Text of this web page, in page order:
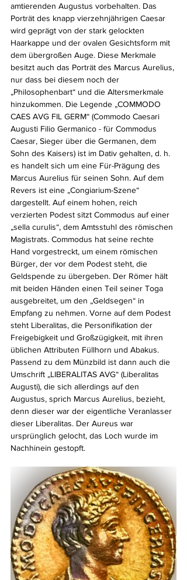
amtierenden Augustus vorbehalten. Das
Porträt des knapp vierzehnjährigen Caesar
wird geprägt von der stark gelockten
Haarkappe und der ovalen Gesichtsform mit
dem übergroßen Auge. Diese Merkmale
besitzt auch das Porträt des Marcus Aurelius,
nur dass bei diesem noch der
„Philosophenbart“ und die Altersmerkmale
hinzukommen. Die Legende „COMMODO
CAES AVG FIL GERM“ (Commodo Caesari
Augusti Filio Germanico - für Commodus
Caesar, Sieger über die Germanen, dem
Sohn des Kaisers) ist im Dativ gehalten, d. h.
es handelt sich um eine Für-Prägung des
Marcus Aurelius für seinen Sohn. Auf dem
Revers ist eine „Congiarium-Szene“
dargestellt. Auf einem hohen, reich
verzierten Podest sitzt Commodus auf einer
„sella curulis“, dem Amtsstuhl des römischen
Magistrats. Commodus hat seine rechte
Hand vorgestreckt, um einem römischen
Bürger, der vor dem Podest steht, die
Geldspende zu übergeben. Der Römer hält
mit beiden Händen einen Teil seiner Toga
ausgebreitet, um den „Geldsegen“ in
Empfang zu nehmen. Vorne auf dem Podest
steht Liberalitas, die Personifikation der
Freigebigkeit und Großzügigkeit, mit ihren
üblichen Attributen Füllhorn und Abakus.
Passend zu dem Münzbild ist dann auch die
Umschrift „LIBERALITAS AVG“ (Liberalitas
Augusti), die sich allerdings auf den
Augustus, sprich Marcus Aurelius, bezieht,
denn dieser war der eigentliche Veranlasser
dieser Liberalitas. Der Aureus war
ursprünglich gelocht, das Loch wurde im
Nachhinein gestopft.